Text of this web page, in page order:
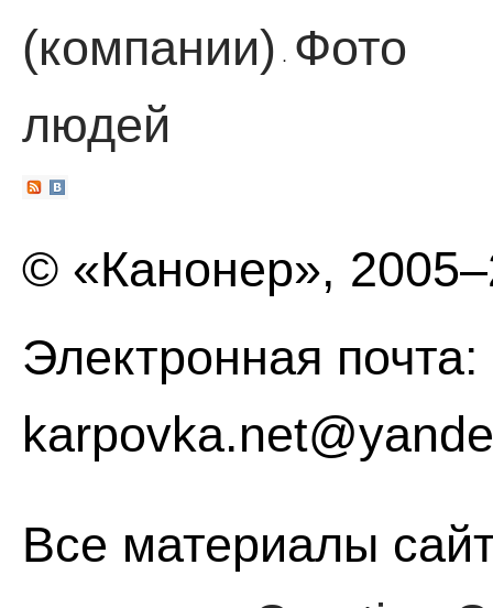
(компании)
·
Фото
людей
© «Канонер»,
Электронная почта:
Все материалы